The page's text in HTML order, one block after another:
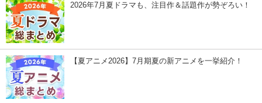
2026年7月夏ドラマも、注目作＆話題作が勢ぞろい！
【夏アニメ2026】7月期夏の新アニメを一挙紹介！